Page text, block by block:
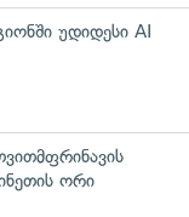
უდიდესი AI
ორი